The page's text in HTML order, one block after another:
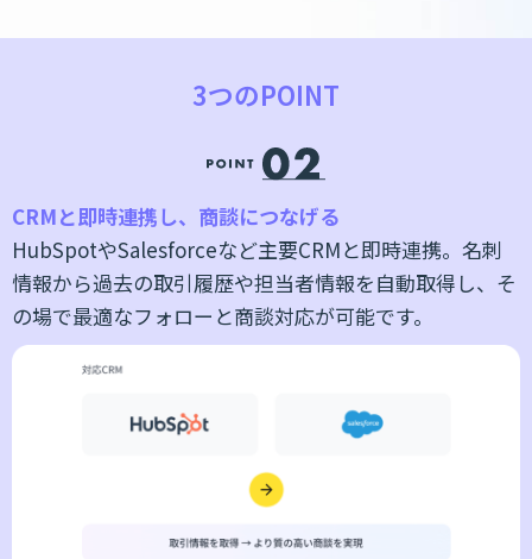
3つのPOINT
CRMと即時連携し、商談につなげる
HubSpotやSalesforceなど主要CRMと即時連携。名刺
情報から過去の取引履歴や担当者情報を自動取得し、そ
の場で最適なフォローと商談対応が可能です。